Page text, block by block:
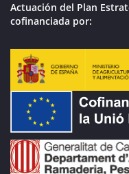
Actuación del Plan
cofinanciada por: